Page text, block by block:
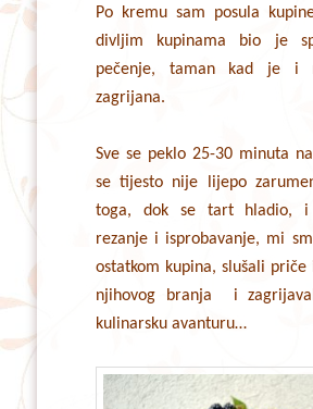
Po kremu sam posula
divljim kupinama bio je
pečenje, taman kad je i
zagrijana.
Sve se peklo 25-30 minuta
se tijesto nije lijepo
toga, dok se tart hladio, i
rezanje i isprobavanje, mi
ostatkom kupina, slušali priče
njihovog branja i
kulinarsku avanturu…